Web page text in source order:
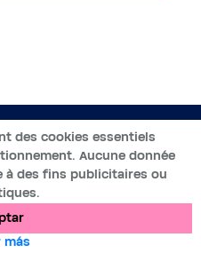
ES
legales
des cookies essentiels
Aucune donnée
à des fins publicitaires ou
más